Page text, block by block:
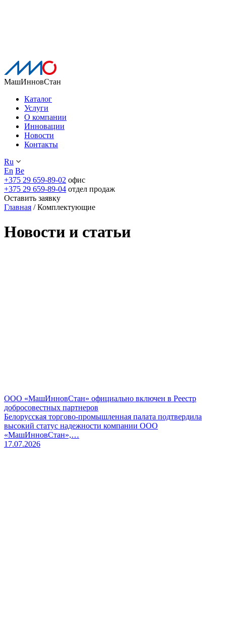
Skip
to
content
МашИнновСтан
Каталог
Услуги
О компании
Инновации
Новости
Контакты
Ru
En Be
+375 29 659-89-02 офис
+375 29 659-89-04 отдел продаж
Оставить заявку
Главная /Комплектующие
Новости и статьи
ООО «МашИнновСтан» официально включен в Реестр
добросовестных партнеров
Белорусская торгово-промышленная палата подтвердила
высокий статус надежности компании ООО
«МашИнновСтан»,…
17.07.2026